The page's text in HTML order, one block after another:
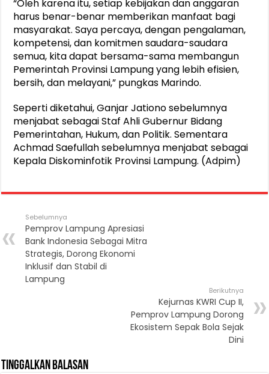
“Oleh karena itu, setiap kebijakan dan anggaran
harus benar-benar memberikan manfaat bagi
masyarakat. Saya percaya, dengan pengalaman,
kompetensi, dan komitmen saudara-saudara
semua, kita dapat bersama-sama membangun
Pemerintah Provinsi Lampung yang lebih efisien,
bersih, dan melayani,” pungkas Marindo.
Seperti diketahui, Ganjar Jationo sebelumnya
menjabat sebagai Staf Ahli Gubernur Bidang
Pemerintahan, Hukum, dan Politik. Sementara
Achmad Saefullah sebelumnya menjabat sebagai
Kepala Diskominfotik Provinsi Lampung. (Adpim)
Sebelumnya
Pemprov Lampung Apresiasi
Bank Indonesia Sebagai Mitra
Strategis, Dorong Ekonomi
Inklusif dan Stabil di
Lampung
Berikutnya
Kejurnas KWRI Cup II,
Pemprov Lampung Dorong
Ekosistem Sepak Bola Sejak
Dini
Tinggalkan Balasan